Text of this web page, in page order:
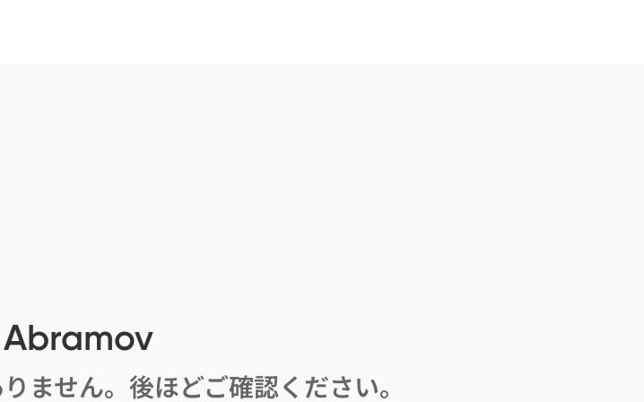
ません。後ほどご確認ください。